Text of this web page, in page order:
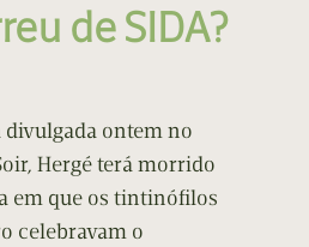
de SIDA?
ontem no
Hergé terá morrido
em que os tintinófilos
celebravam o